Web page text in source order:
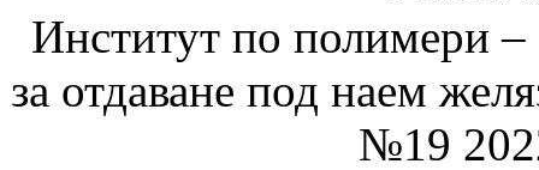
Институт по полимери
за отдаване под наем
№19